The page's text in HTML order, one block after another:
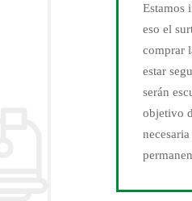
Estamos
eso el
comprar
estar
serán
objetivo